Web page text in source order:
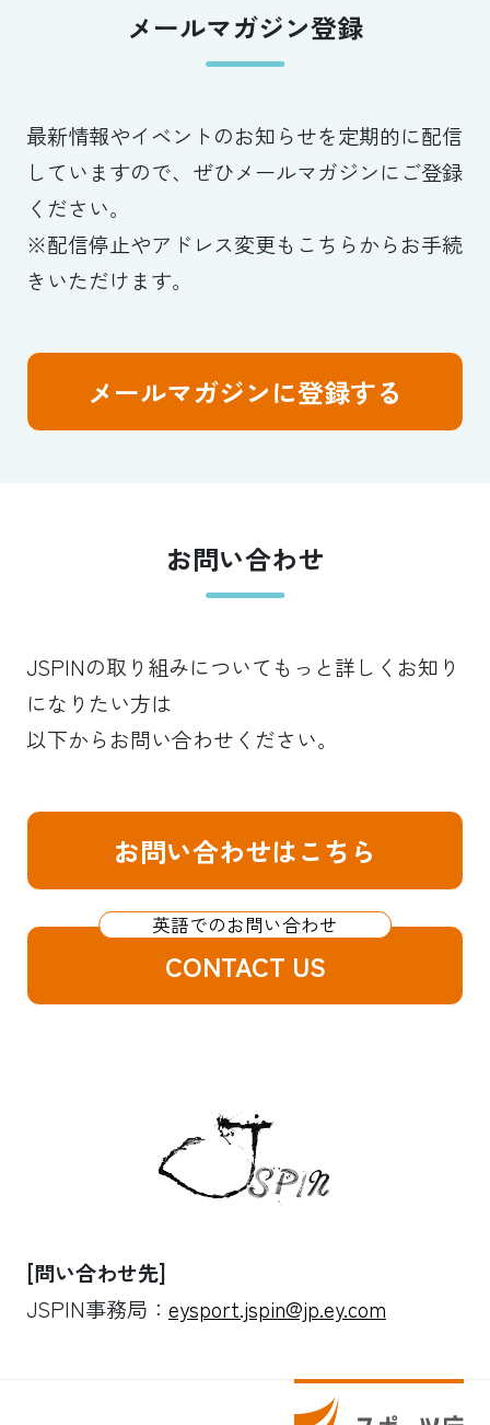
メールマガジン登録
最新情報やイベントのお知らせを定期的に配信
していますので、ぜひメールマガジンにご登録
ください。
※配信停止やアドレス変更もこちらからお手続
きいただけます。
メールマガジンに登録する
お問い合わせ
JSPINの取り組みについてもっと詳しくお知り
になりたい方は
以下からお問い合わせください。
お問い合わせはこちら
CONTACT US
[問い合わせ先]
JSPIN事務局： eysport.jspin@jp.ey.com